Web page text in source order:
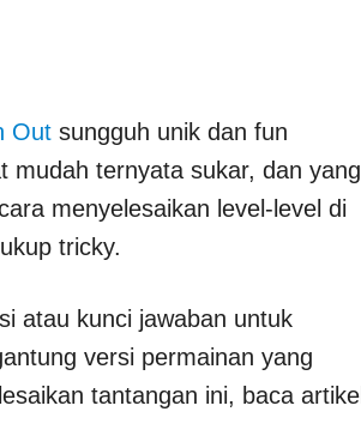
Out sungguh unik dan fun
mudah ternyata sukar, dan yang
menyelesaikan level-level di
tricky.
atau kunci jawaban untuk
versi permainan yang
tantangan ini, baca artikel